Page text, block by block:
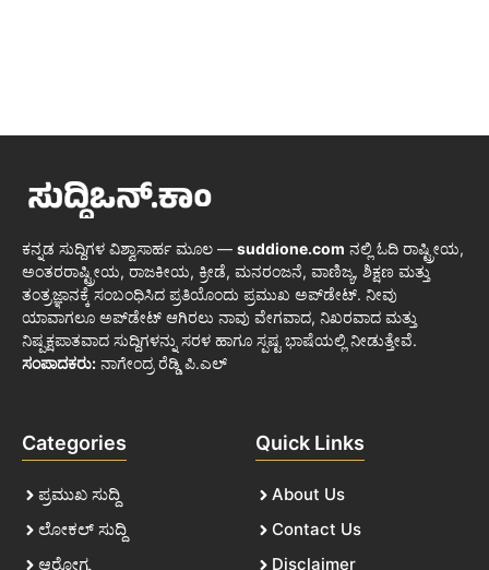
ಕನ್ನಡ ಸುದ್ದಿಗಳ ವಿಶ್ವಾಸಾರ್ಹ ಮೂಲ — suddione.com ನಲ್ಲಿ ಓದಿ ರಾಷ್ಟ್ರೀಯ,
ಅಂತರರಾಷ್ಟ್ರೀಯ, ರಾಜಕೀಯ, ಕ್ರೀಡೆ, ಮನರಂಜನೆ, ವಾಣಿಜ್ಯ, ಶಿಕ್ಷಣ ಮತ್ತು
ತಂತ್ರಜ್ಞಾನಕ್ಕೆ ಸಂಬಂಧಿಸಿದ ಪ್ರತಿಯೊಂದು ಪ್ರಮುಖ ಅಪ್‌ಡೇಟ್. ನೀವು
ಯಾವಾಗಲೂ ಅಪ್‌ಡೇಟ್ ಆಗಿರಲು ನಾವು ವೇಗವಾದ, ನಿಖರವಾದ ಮತ್ತು
ನಿಷ್ಪಕ್ಷಪಾತವಾದ ಸುದ್ದಿಗಳನ್ನು ಸರಳ ಹಾಗೂ ಸ್ಪಷ್ಟ ಭಾಷೆಯಲ್ಲಿ ನೀಡುತ್ತೇವೆ.
ಸಂಪಾದಕರು: ನಾಗೇಂದ್ರ ರೆಡ್ಡಿ ಪಿ.ಎಲ್
Categories
ಪ್ರಮುಖ ಸುದ್ದಿ
ಲೋಕಲ್ ಸುದ್ದಿ
ಆರೋಗ್ಯ
Quick Links
About Us
Contact Us
Disclaimer